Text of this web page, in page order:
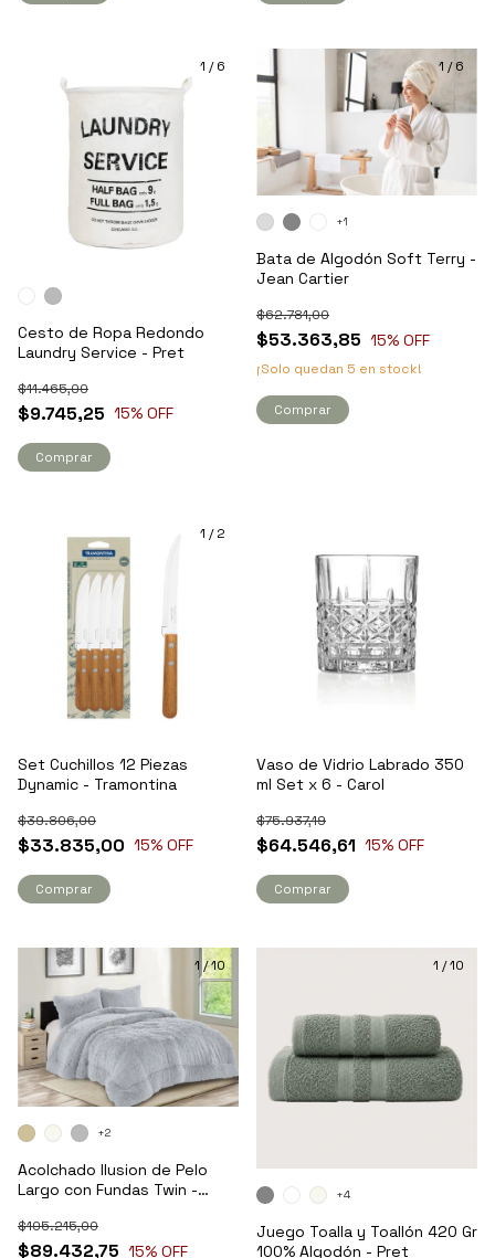
1 /6
Cesto de Ropa Redondo
Laundry Service - Pret
$9.745,25
$11.465,00
15% OFF
Comprar
1 /6
Bata de Algodón Soft Terry -
Jean Cartier
$53.363,85
$62.781,00
15% OFF
¡Solo quedan 5 en stock!
+1
Comprar
1 /2
Set Cuchillos 12 Piezas
Dynamic - Tramontina
$33.835,00
$39.806,00
15% OFF
Vaso de Vidrio Labrado 350
ml Set x 6 - Carol
$64.546,61
$75.937,19
15% OFF
1 /10
Acolchado Ilusion de Pelo
Largo con Fundas Twin -
$89.432,75
$105.215,00
15% OFF
+2
1 /10
Juego Toalla y Toallón 420 Gr
100% Algodón - Pret
+4